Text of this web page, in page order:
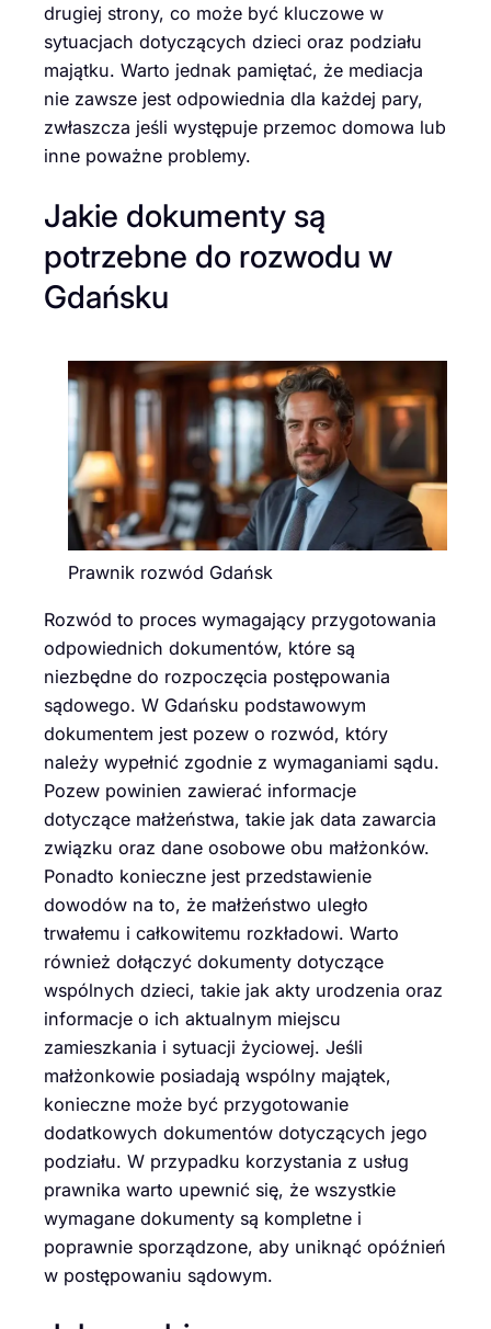
drugiej strony, co może być kluczowe w
sytuacjach dotyczących dzieci oraz podziału
majątku. Warto jednak pamiętać, że mediacja
nie zawsze jest odpowiednia dla każdej pary,
zwłaszcza jeśli występuje przemoc domowa lub
inne poważne problemy.
Jakie dokumenty są
potrzebne do rozwodu w
Gdańsku
Prawnik rozwód Gdańsk
Rozwód to proces wymagający przygotowania
odpowiednich dokumentów, które są
niezbędne do rozpoczęcia postępowania
sądowego. W Gdańsku podstawowym
dokumentem jest pozew o rozwód, który
należy wypełnić zgodnie z wymaganiami sądu.
Pozew powinien zawierać informacje
dotyczące małżeństwa, takie jak data zawarcia
związku oraz dane osobowe obu małżonków.
Ponadto konieczne jest przedstawienie
dowodów na to, że małżeństwo uległo
trwałemu i całkowitemu rozkładowi. Warto
również dołączyć dokumenty dotyczące
wspólnych dzieci, takie jak akty urodzenia oraz
informacje o ich aktualnym miejscu
zamieszkania i sytuacji życiowej. Jeśli
małżonkowie posiadają wspólny majątek,
konieczne może być przygotowanie
dodatkowych dokumentów dotyczących jego
podziału. W przypadku korzystania z usług
prawnika warto upewnić się, że wszystkie
wymagane dokumenty są kompletne i
poprawnie sporządzone, aby uniknąć opóźnień
w postępowaniu sądowym.